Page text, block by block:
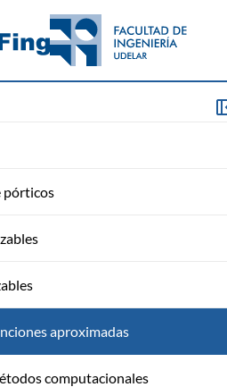
pórticos
aproximadas
computacionales